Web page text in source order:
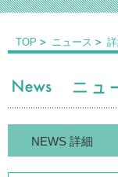
TOP ニュース
NEWS 詳細